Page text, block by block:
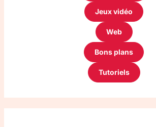
Jeux vidéo
Web
Bons plans
Tutoriels